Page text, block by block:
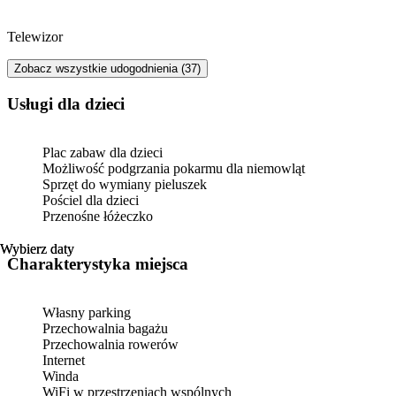
Wybierz daty
Wybierz daty
Telewizor
Zobacz wszystkie udogodnienia (37)
usługi dla dzieci
Plac zabaw dla dzieci
Możliwość podgrzania pokarmu dla niemowląt
Sprzęt do wymiany pieluszek
Pościel dla dzieci
Przenośne łóżeczko
Charakterystyka miejsca
Własny parking
Przechowalnia bagażu
Przechowalnia rowerów
Internet
Winda
WiFi w przestrzeniach wspólnych